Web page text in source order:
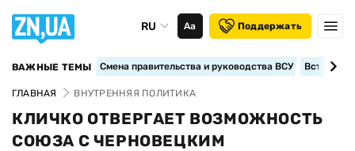
RU Аа Поддержать
ВАЖНЫЕ ТЕМЫ Смена правительства и руководства ВСУ
ГЛАВНАЯ ВНУТРЕННЯЯ ПОЛИТИКА
КЛИЧКО ОТВЕРГАЕТ ВОЗМОЖНОСТЬ
СОЮЗА С ЧЕРНОВЕЦКИМ